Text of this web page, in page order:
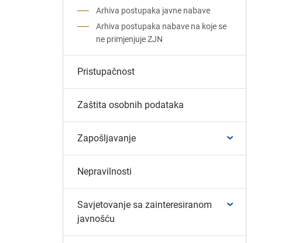
Arhiva postupaka javne nabave
Arhiva postupaka nabave na koje se
ne primjenjuje ZJN
Pristupačnost
Zaštita osobnih podataka
Zapošljavanje
Nepravilnosti
Savjetovanje sa zainteresiranom
javnošću